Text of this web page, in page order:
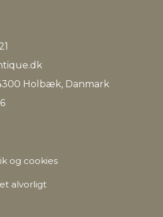
Holbæk, Danmark
og cookies
alvorligt